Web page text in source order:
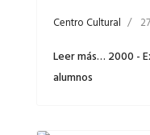
Centro Cultural
Leer más… 2000 -
alumnos